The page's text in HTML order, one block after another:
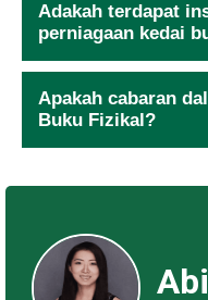
Adakah terdapat
perniagaan kedai
Apakah cabaran
Buku Fizikal?